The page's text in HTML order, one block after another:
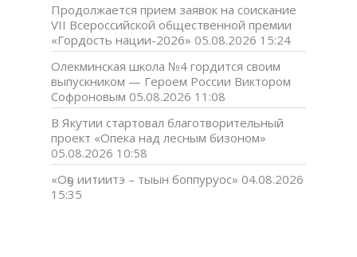
Продолжается прием заявок на соискание
VII Всероссийской общественной премии
«Гордость нации-2026» 05.08.2026 15:24
Олекминская школа №4 гордится своим
выпускником — Героем России Виктором
Софроновым 05.08.2026 11:08
В Якутии стартовал благотворительный
проект «Опека над лесным бизоном»
05.08.2026 10:58
«Оҕо иитиитэ – тыын боппуруос» 04.08.2026
15:35